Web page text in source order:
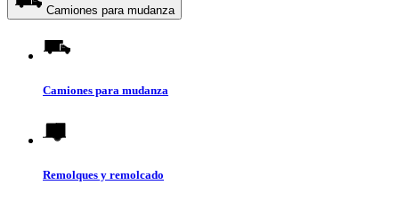
Camiones para mudanza
Camiones para mudanza
Remolques y remolcado